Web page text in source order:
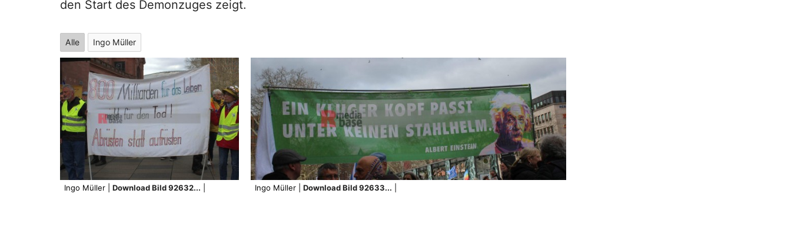
den Start des Demonzuges zeigt.
Alle Ingo Müller
Ingo Müller | Download Bild 92632... Ingo Müller | Download Bild 92633...